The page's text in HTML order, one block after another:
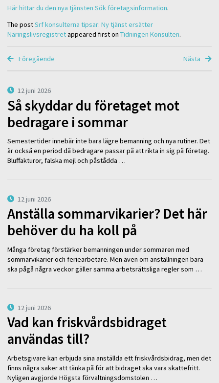
Här hittar du den nya tjänsten Sök företagsinformation.
The postSrf konsulterna tipsar: Ny tjänst ersätter
Näringslivsregistretappeared first on Tidningen Konsulten.
Föregående Nästa
12 juni 2026
Så skyddar du företaget mot
bedragare i sommar
Semestertider innebär inte bara lägre bemanning och nya rutiner. Det
är också en period då bedragare passar på att rikta in sig på företag.
Bluffakturor, falska mejl och påstådda …
12 juni 2026
Anställa sommarvikarier? Det här
behöver du ha koll på
Många företag förstärker bemanningen under sommaren med
sommarvikarier och feriearbetare. Men även om anställningen bara
ska pågå några veckor gäller samma arbetsrättsliga regler som …
12 juni 2026
Vad kan friskvårdsbidraget
användas till?
Arbetsgivare kan erbjuda sina anställda ett friskvårdsbidrag, men det
finns några saker att tänka på för att bidraget ska vara skattefritt.
Nyligen avgjorde Högsta förvaltningsdomstolen …